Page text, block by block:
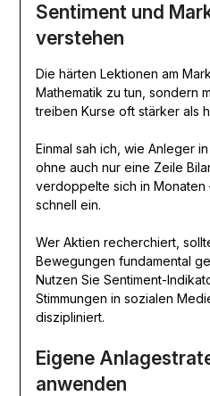
Sentiment und
verstehen
Die härten Lektionen am
Mathematik zu tun, sondern
treiben Kurse oft stärker als
Einmal sah ich, wie Anleger
ohne auch nur eine Zeile
verdoppelte sich in Monaten
schnell ein.
Wer Aktien recherchiert,
Bewegungen fundamental
Nutzen Sie Sentiment-
Stimmungen in sozialen
diszipliniert.
Eigene
anwenden